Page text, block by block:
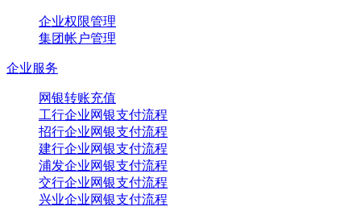
企业权限管理
集团帐户管理
企业服务
网银转账充值
工行企业网银支付流程
招行企业网银支付流程
建行企业网银支付流程
浦发企业网银支付流程
交行企业网银支付流程
兴业企业网银支付流程